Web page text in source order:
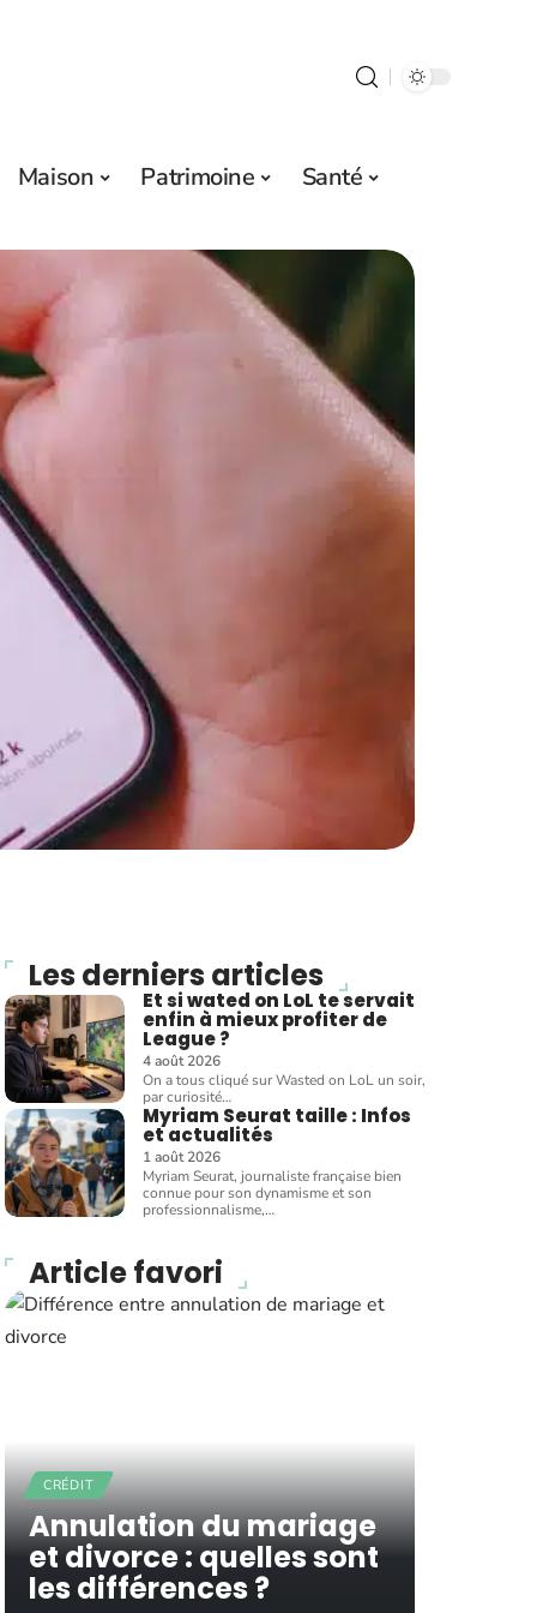
Maison Patrimoine Santé
Les derniers articles
Et si wated on LoL te servait
enfin à mieux profiter de
League ?
4 août 2026
On a tous cliqué sur Wasted on LoL un soir,
par curiosité…
Myriam Seurat taille : Infos
et actualités
1 août 2026
Myriam Seurat, journaliste française bien
connue pour son dynamisme et son
professionnalisme,…
Article favori
CRÉDIT
Annulation du mariage
et divorce : quelles sont
les différences ?